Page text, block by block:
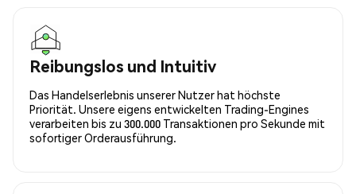
Reibungslos und Intuitiv
Das Handelserlebnis unserer Nutzer hat höchste
Priorität. Unsere eigens entwickelten Trading-Engines
verarbeiten bis zu 300.000 Transaktionen pro Sekunde mit
sofortiger Orderausführung.